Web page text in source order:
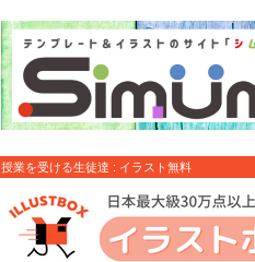
授業を受ける生徒達 : イラスト無料